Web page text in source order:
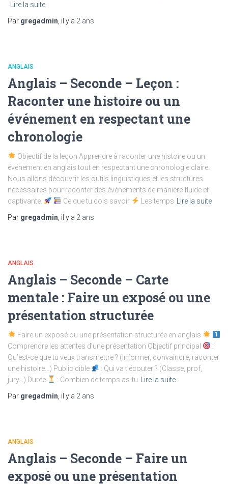
Lire la suite
Par gregadmin , il y a 2 ans
ANGLAIS
Anglais – Seconde – Leçon :
Raconter une histoire ou un
événement en respectant une
chronologie
Objectif de la leçon Apprendre à raconter une histoire ou un
événement en anglais tout en respectant une chronologie claire.
Nous allons découvrir les outils linguistiques et les structures
nécessaires pour raconter des événements de manière fluide et
captivante.
Ce que tu dois savoir Les temps
Lire la suite
Par gregadmin , il y a 2 ans
ANGLAIS
Anglais – Seconde – Carte
mentale : Faire un exposé ou une
présentation structurée
Faire un exposé ou une présentation structurée en anglais
Comprendre les attentes d’une présentation Objectif principal
:
Qu’est-ce que tu veux transmettre ? (Informer, convaincre, raconter
une histoire…) Public cible
: Qui va t’écouter ? (Classe, prof,
jury…) Durée
: Combien de temps as-tu
Lire la suite
Par gregadmin , il y a 2 ans
ANGLAIS
Anglais – Seconde – Faire un
exposé ou une présentation